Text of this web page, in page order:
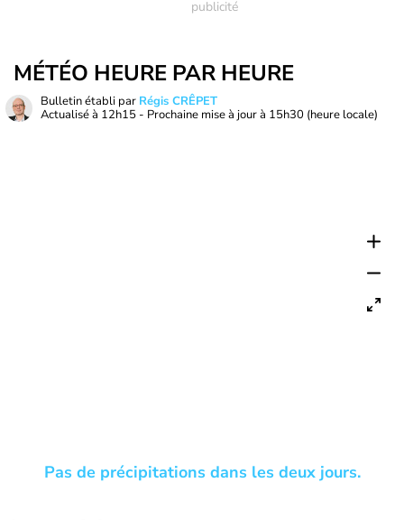
MÉTÉO HEURE PAR HEURE
Bulletin établi par Régis CRÊPET
Actualisé à 12h15 - Prochaine mise à jour à 15h30 (heure locale)
Pas de précipitations dans les deux jours.